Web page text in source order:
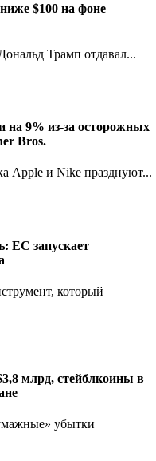
$100 на фоне
Трамп отдавал...
на 9% из-за осторожных
Bros.
Apple и Nike празднуют...
ЕС запускает
который
млрд, стейблкоины в
убытки